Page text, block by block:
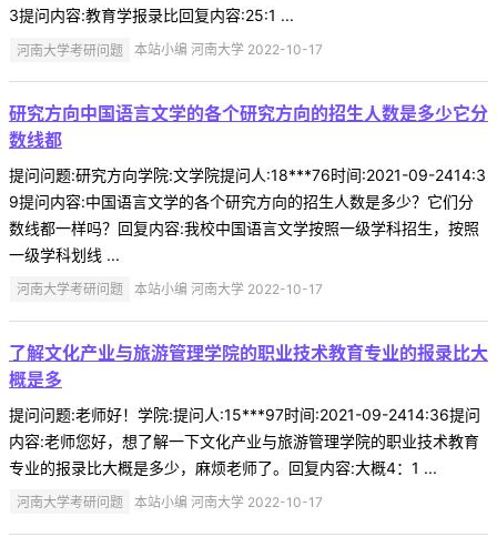
3提问内容:教育学报录比回复内容:25:1 ...
河南大学考研问题 本站小编 河南大学 2022-10-17
研究方向中国语言文学的各个研究方向的招生人数是多少它分
数线都
提问问题:研究方向学院:文学院提问人:18***76时间:2021-09-2414:3
9提问内容:中国语言文学的各个研究方向的招生人数是多少？它们分
数线都一样吗？回复内容:我校中国语言文学按照一级学科招生，按照
一级学科划线 ...
河南大学考研问题 本站小编 河南大学 2022-10-17
了解文化产业与旅游管理学院的职业技术教育专业的报录比大
概是多
提问问题:老师好！学院:提问人:15***97时间:2021-09-2414:36提问
内容:老师您好，想了解一下文化产业与旅游管理学院的职业技术教育
专业的报录比大概是多少，麻烦老师了。回复内容:大概4：1 ...
河南大学考研问题 本站小编 河南大学 2022-10-17